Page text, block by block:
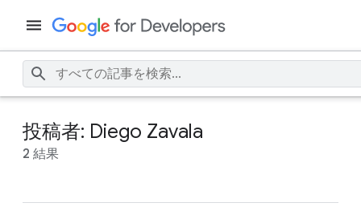
投稿者: Diego Zavala
2 結果